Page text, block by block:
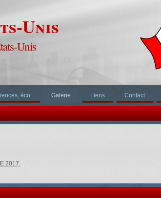
Unis
Unis
éco. Galerie Liens Contact
2017.